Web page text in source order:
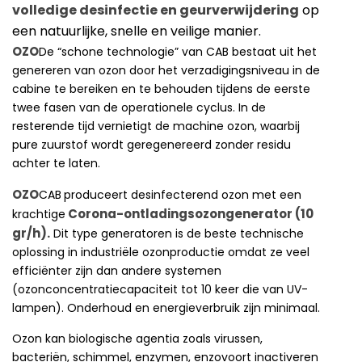
volledige desinfectie en geurverwijdering op
een natuurlijke, snelle en veilige manier.
OZODe “schone technologie” van CAB bestaat uit het
genereren van ozon door het verzadigingsniveau in de
cabine te bereiken en te behouden tijdens de eerste
twee fasen van de operationele cyclus. In de
resterende tijd vernietigt de machine ozon, waarbij
pure zuurstof wordt geregenereerd zonder residu
achter te laten.
OZOCAB produceert desinfecterend ozon met een
krachtige Corona-ontladingsozongenerator (10
gr/h). Dit type generatoren is de beste technische
oplossing in industriële ozonproductie omdat ze veel
efficiënter zijn dan andere systemen
(ozonconcentratiecapaciteit tot 10 keer die van UV-
lampen). Onderhoud en energieverbruik zijn minimaal.
Ozon kan biologische agentia zoals virussen,
bacteriën, schimmel, enzymen, enzovoort inactiveren